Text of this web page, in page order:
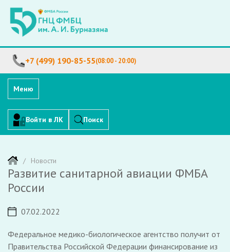
+7 (499) 190-85-55(08:00 - 20:00)
Меню
Войти в ЛК Поиск
Новости
Развитие санитарной авиации ФМБА
России
07.02.2022
Федеральное медико-биологическое агентство получит от
Правительства Российской Федерации финансирование из